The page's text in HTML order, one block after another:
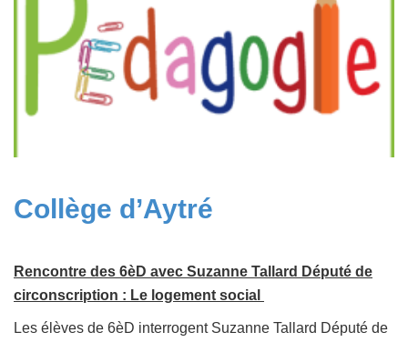
Collège d’Aytré
Rencontre des 6èD avec Suzanne Tallard Député de
circonscription : Le logement social
Les élèves de 6èD interrogent Suzanne Tallard Député de